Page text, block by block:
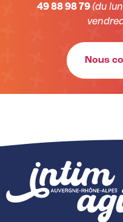
49 88 98 79 (du
Nous